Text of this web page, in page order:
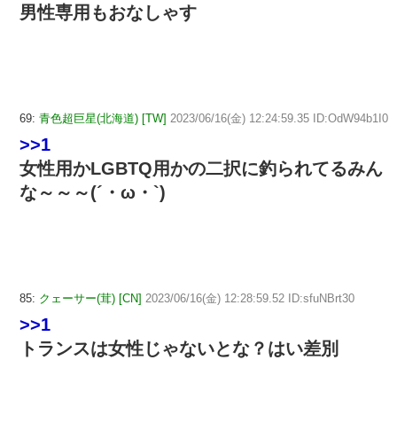
男性専用もおなしゃす
69: 青色超巨星(北海道) [TW] 2023/06/16(金) 12:24:59.35 ID:OdW94b1I0
>>1
女性用かLGBTQ用かの二択に釣られてるみん
な～～～(´・ω・`)
85: クェーサー(茸) [CN] 2023/06/16(金) 12:28:59.52 ID:sfuNBrt30
>>1
トランスは女性じゃないとな？はい差別